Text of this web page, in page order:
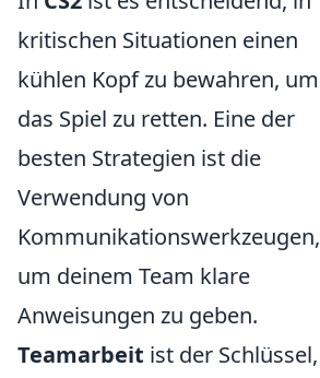
kritischen Situationen einen
kühlen Kopf zu bewahren, um
das Spiel zu retten. Eine der
besten Strategien ist die
Verwendung von
Kommunikationswerkzeugen,
um deinem Team klare
Anweisungen zu geben.
Teamarbeit ist der Schlüssel,